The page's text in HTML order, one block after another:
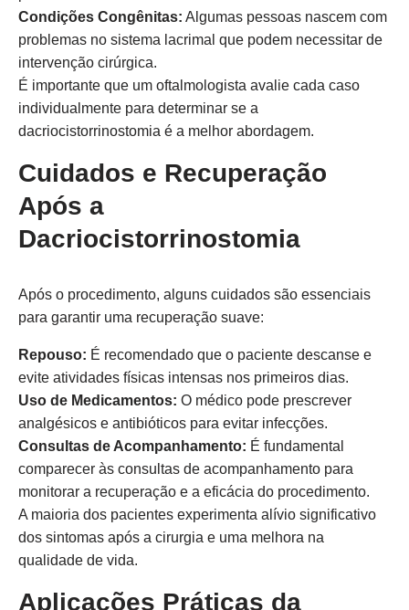
Condições Congênitas: Algumas pessoas nascem com
problemas no sistema lacrimal que podem necessitar de
intervenção cirúrgica.
É importante que um oftalmologista avalie cada caso
individualmente para determinar se a
dacriocistorrinostomia é a melhor abordagem.
Cuidados e Recuperação
Após a
Dacriocistorrinostomia
Após o procedimento, alguns cuidados são essenciais
para garantir uma recuperação suave:
Repouso: É recomendado que o paciente descanse e
evite atividades físicas intensas nos primeiros dias.
Uso de Medicamentos: O médico pode prescrever
analgésicos e antibióticos para evitar infecções.
Consultas de Acompanhamento: É fundamental
comparecer às consultas de acompanhamento para
monitorar a recuperação e a eficácia do procedimento.
A maioria dos pacientes experimenta alívio significativo
dos sintomas após a cirurgia e uma melhora na
qualidade de vida.
Aplicações Práticas da